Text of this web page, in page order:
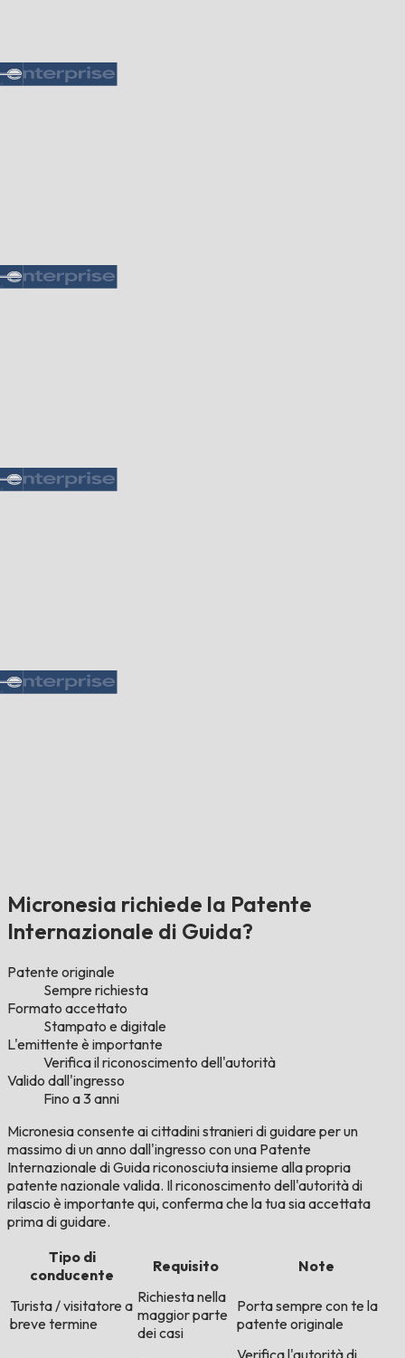
Micronesia richiede la Patente
Internazionale di Guida?
Patente originale
Sempre richiesta
Formato accettato
Stampato e digitale
L'emittente è importante
Verifica il riconoscimento dell'autorità
Valido dall'ingresso
Fino a 3 anni
Micronesia consente ai cittadini stranieri di guidare per un
massimo di un anno dall'ingresso con una Patente
Internazionale di Guida riconosciuta insieme alla propria
patente nazionale valida. Il riconoscimento dell'autorità di
rilascio è importante qui, conferma che la tua sia accettata
prima di guidare.
Tipo di
conducente
Requisito Note
Turista / visitatore a
breve termine
Richiesta nella
maggior parte
dei casi
Porta sempre con te la
patente originale